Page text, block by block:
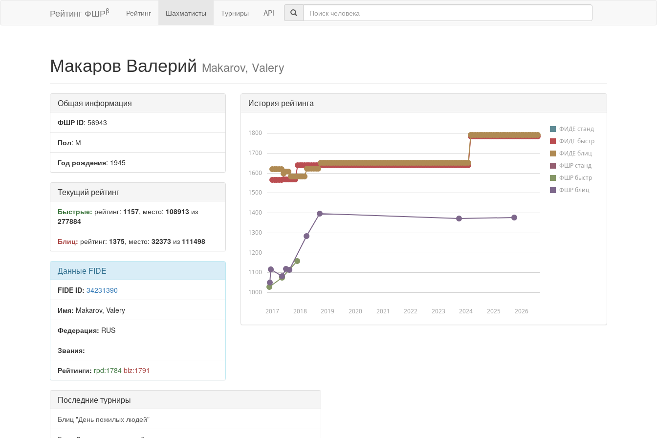
Рейтинг ФШРβ Рейтинг Шахматисты Турниры API
Макаров Валерий Makarov, Valery
Общая информация
ФШР ID: 56943
Пол: М
Год рождения: 1945
Текущий рейтинг
Быстрые: рейтинг: 1157, место: 108913 из
277884
Блиц: рейтинг: 1375, место: 32373 из 111498
Данные FIDE
FIDE ID: 34231390
Имя: Makarov, Valery
Федерация: RUS
Звания:
Рейтинги: rpd:1784 blz:1791
История рейтинга
ФИДЕ станд
ФИДЕ быстр
ФИДЕ блиц
ФШР станд
ФШР быстр
ФШР блиц
2017 2018 2019 2020 2021 2022 2023 2024 2025 2026
1000
1100
1200
1300
1400
1500
1600
1700
1800
Последние турниры
Блиц "День пожилых людей"